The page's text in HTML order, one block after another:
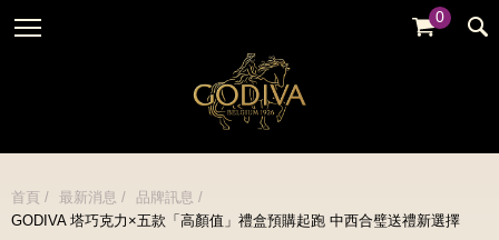
0
全部
全部
金裝禮盒
全部
白巧克力
婚禮系列
GODIVA故事
GODIVA大師團隊
首頁 最新消息
品牌訊息
GODIVA 塔巧克力×五款「高顏值」禮盒預購起跑 中西合璧送禮新選擇